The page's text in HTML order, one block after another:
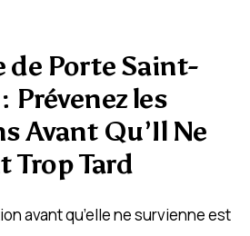
de Porte Saint-
Prévenez les
Avant Qu’Il Ne
Trop Tard
avant qu’elle ne survienne est